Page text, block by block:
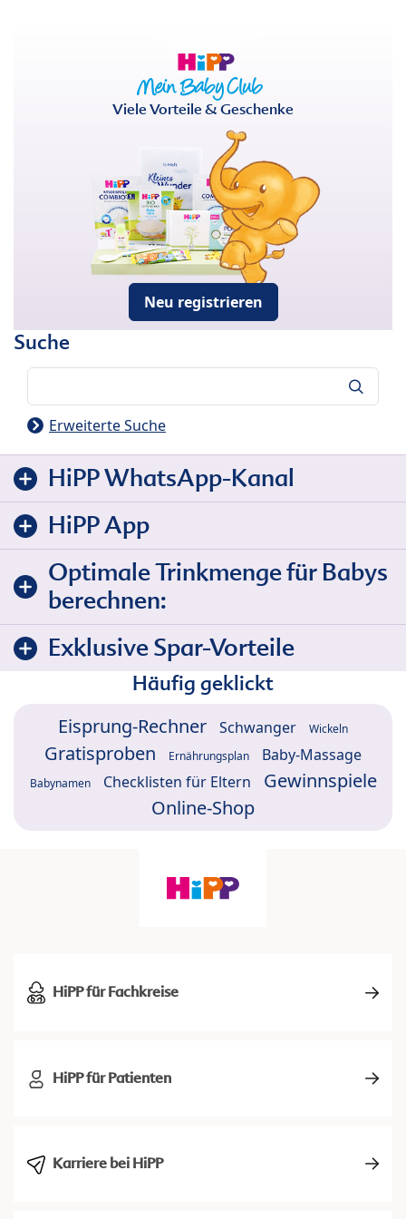
Viele Vorteile & Geschenke
Neu registrieren
Suche
Erweiterte Suche
HiPP WhatsApp-Kanal
HiPP App
Optimale Trinkmenge für Babys
berechnen:
Exklusive Spar-Vorteile
Häufig geklickt
Eisprung-Rechner Schwanger Wickeln
Gratisproben Ernährungsplan Baby-Massage
Babynamen Checklisten für Eltern
Gewinnspiele
Online-Shop
HiPP für Fachkreise
HiPP für Patienten
Karriere bei HiPP